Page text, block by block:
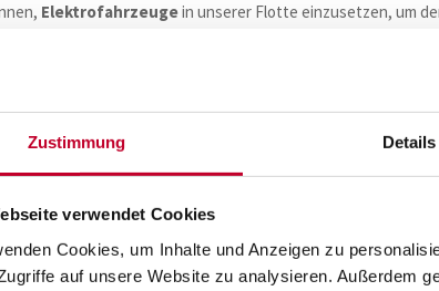
Zustimmung Details
verwendet Cookies
Cookies, um Inhalte und Anzeigen zu
auf unsere Website zu analysieren. Außerdem
Elektrofahrzeugein unserer Flotte einzusetzen, um
zu leisten. Zudem haben wir
(CH) und Böblingen (DE) in Betrieb genommen, um
direkt am Arbeitsplatz Strom zu tanken. Um die
die Möglichkeit, eine
Angebotzur Verfügung. Dies ermöglicht es ihnen, ein
auch privat zu nutzen.
Regelmäßige Umfragen zum Thema Nachhaltigkeit schärfen
Die Mitarbeitenden können aktiv ihre Meinung und Ideen